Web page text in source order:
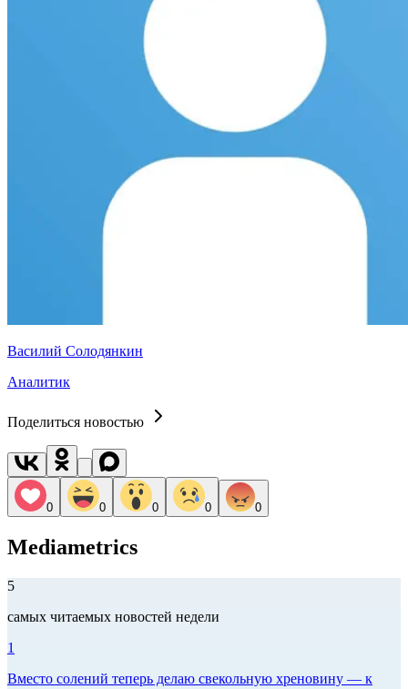
Василий Солодянкин
Аналитик
Поделиться новостью
0 0 0 0 0
Mediametrics
5
самых читаемых новостей недели
1
Вместо солений теперь делаю свекольную хреновину — к